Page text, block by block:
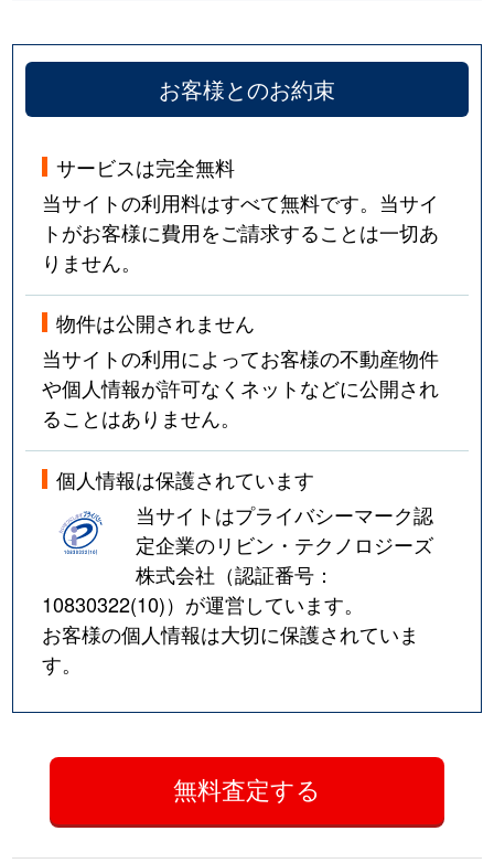
お客様とのお約束
サービスは完全無料
当サイトの利用料はすべて無料です。当サイ
トがお客様に費用をご請求することは一切あ
りません。
物件は公開されません
当サイトの利用によってお客様の不動産物件
や個人情報が許可なくネットなどに公開され
ることはありません。
個人情報は保護されています
当サイトはプライバシーマーク認
定企業のリビン・テクノロジーズ
株式会社（認証番号：
10830322(10)）が運営しています。
お客様の個人情報は大切に保護されていま
す。